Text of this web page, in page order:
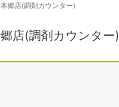
郷店(調剤カウンター)
店(調剤カウンター)